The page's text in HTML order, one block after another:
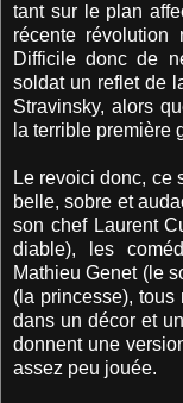
tant sur le plan
récente révolution
Difficile donc de
soldat un reflet de
Stravinsky, alors
la terrible première
Le revoici donc, ce
belle, sobre et
son chef Laurent
diable), les
Mathieu Genet (le
(la princesse),
dans un décor et
donnent une
assez peu jouée.